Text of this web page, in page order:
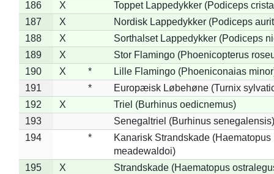
186
X
Toppet Lappedykker (Podiceps
187
X
Nordisk Lappedykker (Podiceps
188
X
Sorthalset Lappedykker (Podiceps
189
X
Stor Flamingo (Phoenicopterus
190
X *
Lille Flamingo (Phoeniconaias
191
*
Europæisk Løbehøne (Turnix
192
X
Triel (Burhinus oedicnemus)
193
Senegaltriel (Burhinus senegalensis)
194
*
Kanarisk Strandskade (Haematopus
meadewaldoi)
195
X
Strandskade (Haematopus